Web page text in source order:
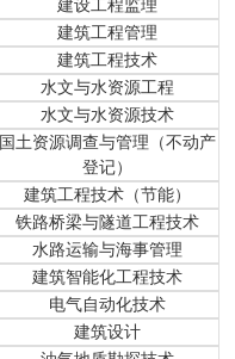
建设工程监理
建筑工程管理
建筑工程技术
水文与水资源工程
水文与水资源技术
国土资源调查与管理（不动产
登记）
建筑工程技术（节能）
铁路桥梁与隧道工程技术
水路运输与海事管理
建筑智能化工程技术
电气自动化技术
建筑设计